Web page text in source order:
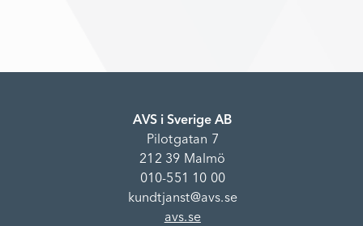
AVS i Sverige AB
Pilotgatan 7
212 39 Malmö
010-551 10 00
kundtjanst@avs.se
avs.se